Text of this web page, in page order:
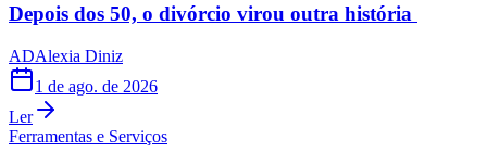
Depois dos 50, o divórcio virou outra história
ADAlexia Diniz
1 de ago. de 2026
Ler
Ferramentas e Serviços